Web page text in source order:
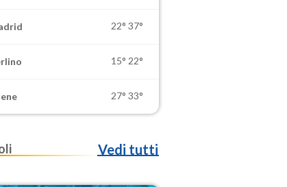
22° 37°
15° 22°
27° 33°
Vedi tutti